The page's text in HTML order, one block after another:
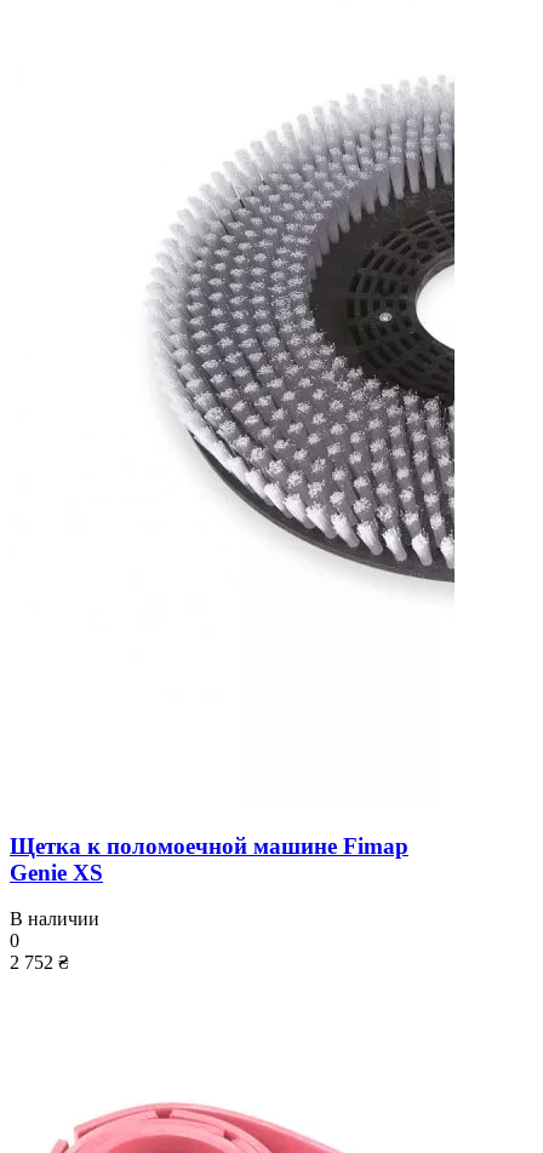
Щетка к поломоечной машине Fimap
Genie XS
В наличии
0
2 752 ₴